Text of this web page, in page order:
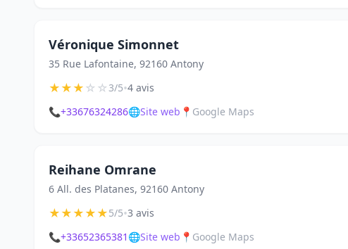
Véronique Simonnet
35 Rue Lafontaine, 92160 Antony
★★★☆☆3/5•4 avis
📞+33676324286🌐Site web 📍 Google Maps
Reihane Omrane
6 All. des Platanes, 92160 Antony
★★★★★5/5•3 avis
📞+33652365381 🌐Site web 📍 Google Maps